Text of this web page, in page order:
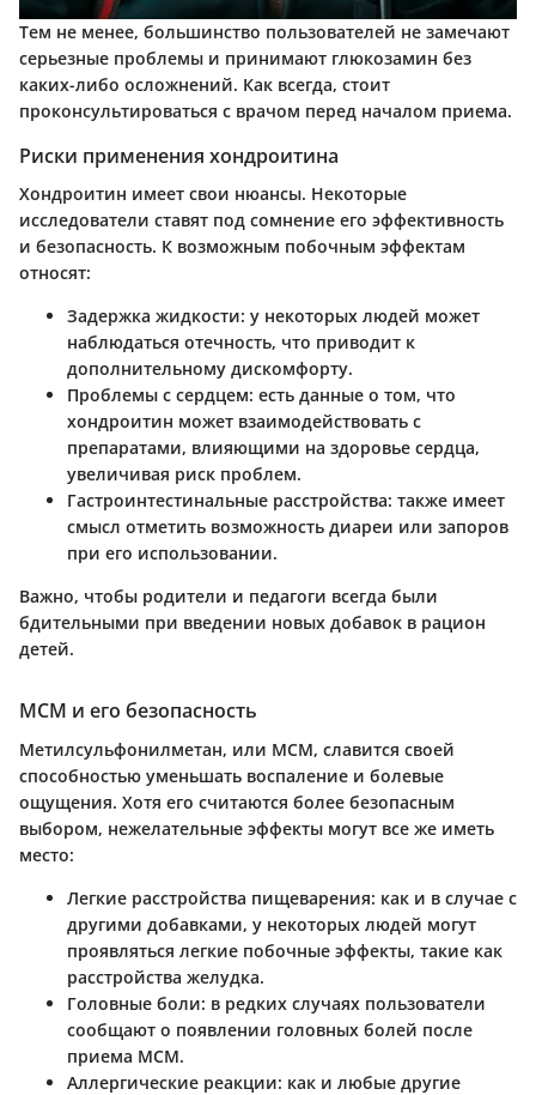
Тем не менее, большинство пользователей не замечают
серьезные проблемы и принимают глюкозамин без
каких-либо осложнений. Как всегда, стоит
проконсультироваться с врачом перед началом приема.
Риски применения хондроитина
Хондроитин имеет свои нюансы. Некоторые
исследователи ставят под сомнение его эффективность
и безопасность. К возможным побочным эффектам
относят:
Задержка жидкости: у некоторых людей может
наблюдаться отечность, что приводит к
дополнительному дискомфорту.
Проблемы с сердцем: есть данные о том, что
хондроитин может взаимодействовать с
препаратами, влияющими на здоровье сердца,
увеличивая риск проблем.
Гастроинтестинальные расстройства: также имеет
смысл отметить возможность диареи или запоров
при его использовании.
Важно, чтобы родители и педагоги всегда были
бдительными при введении новых добавок в рацион
детей.
МСМ и его безопасность
Метилсульфонилметан, или МСМ, славится своей
способностью уменьшать воспаление и болевые
ощущения. Хотя его считаются более безопасным
выбором, нежелательные эффекты могут все же иметь
место:
Легкие расстройства пищеварения: как и в случае с
другими добавками, у некоторых людей могут
проявляться легкие побочные эффекты, такие как
расстройства желудка.
Головные боли: в редких случаях пользователи
сообщают о появлении головных болей после
приема МСМ.
Аллергические реакции: как и любые другие